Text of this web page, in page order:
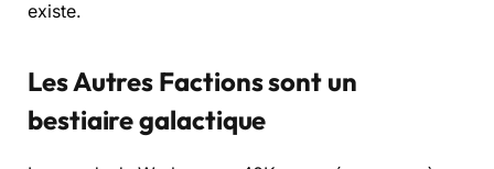
existe.
Les Autres Factions sont un
bestiaire galactique